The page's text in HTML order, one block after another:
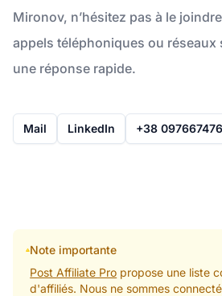
Mironov, n’hésitez pas à le
appels téléphoniques ou réseaux
une réponse rapide.
Mail LinkedIn +38
Note importante
Post Affiliate Pro propose une liste
d'affiliés. Nous ne sommes